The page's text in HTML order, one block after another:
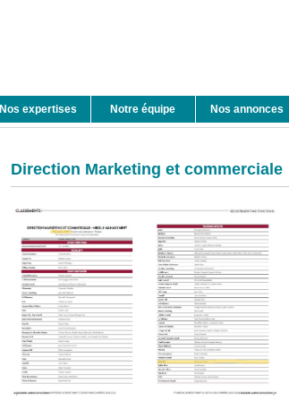
Direction Marketing et commerciale
Nos expertises Notre équipe Nos annonces